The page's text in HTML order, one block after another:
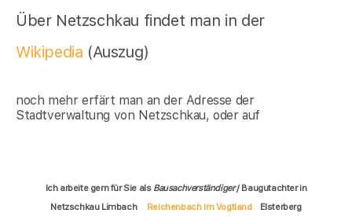
Über Netzschkau findet man in der
Wikipedia (Auszug)
noch mehr erfärt man an der Adresse der
Stadtverwaltung von Netzschkau, oder auf
Ich arbeite gern für Sie als Bausachverständiger/ Baugutachter in
Netzschkau Limbach
Reichenbach im Vogtland Elsterberg